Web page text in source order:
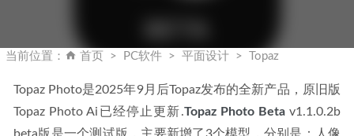
当前位置： 首页 PC软件 平面设计 Topaz
Topaz Photo是2025年9月后Topaz发布的全新产品，原旧版
Topaz Photo Ai已经停止更新.Topaz Photo Beta v1.1.0.2b
Autodesk Revit 2013中文破解版下载地址和安装教程 2020-
达芬奇调色软件-DaVinci Resolve Studio 19.1.4 中文正式版
2025-02-20